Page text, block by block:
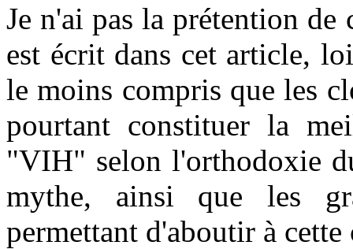
Je n'ai pas la prétention
est écrit dans cet article,
le moins compris que les
pourtant constituer la
"VIH" selon l'orthodoxie
mythe, ainsi que les
permettant d'aboutir à